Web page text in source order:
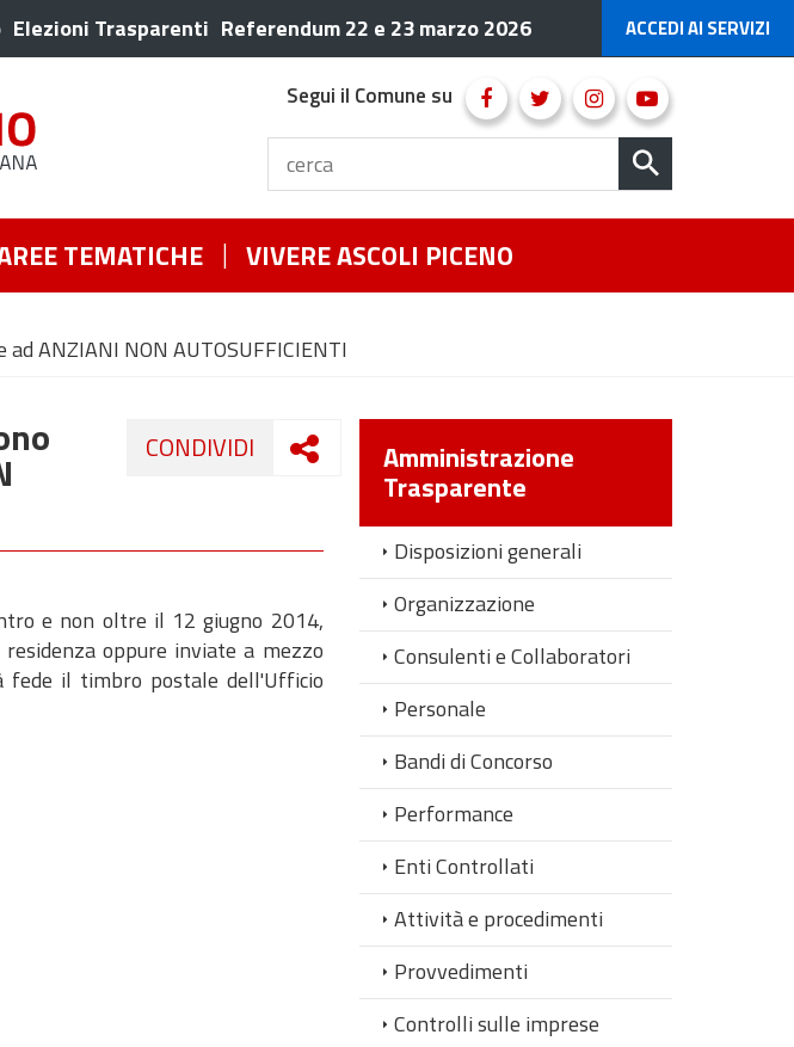
Elezioni Trasparenti Referendum 22 e 23 marzo 2026 ACCEDI AI SERVIZI
Segui il Comune su
TEMATICHE VIVERE ASCOLI PICENO
ANZIANI NON AUTOSUFFICIENTI
CONDIVIDI
e non oltre il 12 giugno 2014,
oppure inviate a mezzo
fede il timbro postale dell'Ufficio
Amministrazione
Trasparente
Disposizioni generali
Organizzazione
Consulenti e Collaboratori
Personale
Bandi di Concorso
Performance
Enti Controllati
Attività e procedimenti
Provvedimenti
Controlli sulle imprese